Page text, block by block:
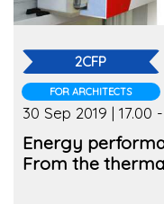
2CFP
FOR ARCHITECTS
30 Sep 2019 | 17.00
Energy
From the